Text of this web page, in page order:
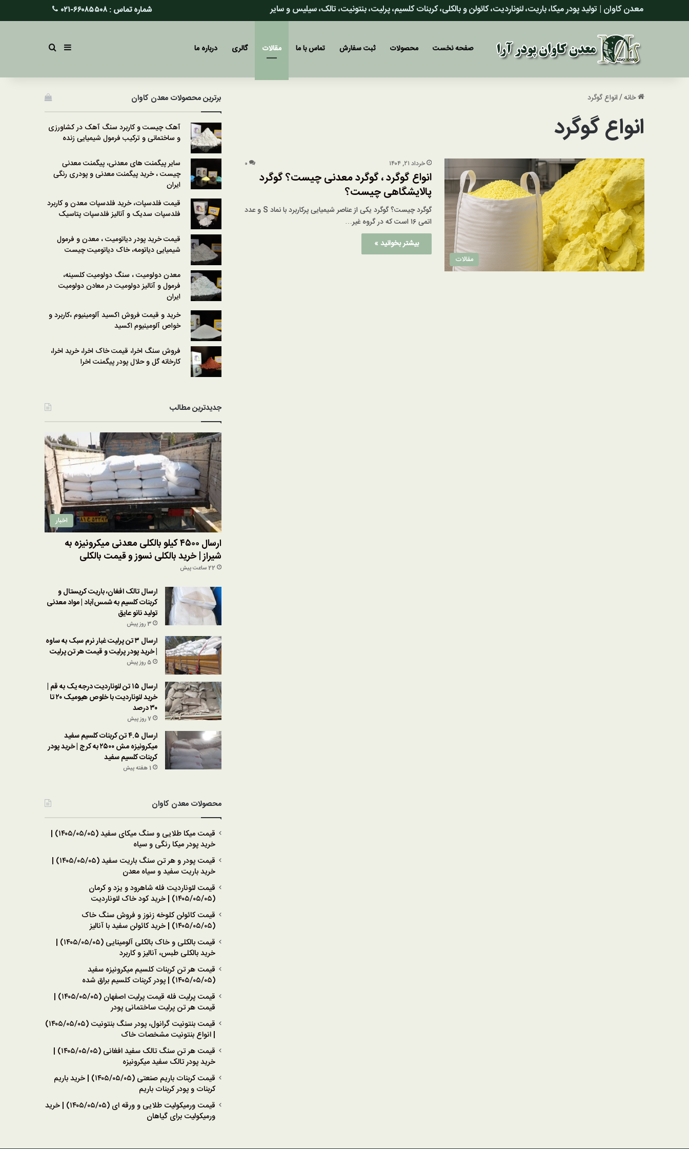
شماره تماس : ۶۶۰۸۵۵۰۸-۰۲۱ معدن کاوان | تولید پودر میکا، باریت، لئوناردیت، کائولن و بالکلی، کربنات کلسیم، پرلیت، بنتونیت، تالک، سیلیس و سایر
صفحه نخست محصولات ثبت سفارش تماس با ما مقالات گالری درباره ما سایدبارجستجو برای
خانه/انواع گوگرد
انواع گوگرد
مقالات
خرداد ۲۱, ۱۴۰۴ ۰
انواع گوگرد ، گوگرد معدنی چیست؟ گوگرد
پالایشگاهی چیست؟
گوگرد چیست؟ گوگرد یکی از عناصر شیمیایی پرکاربرد با نماد S و عدد
اتمی ۱۶ است که در گروه غیر…
بیشتر بخوانید »
برترین محصولات معدن کاوان
آهک چیست و کاربرد سنگ آهک در کشاورزی
و ساختمانی و ترکیب فرمول شیمیایی زنده
سایر پیگمنت های معدنی، پیگمنت معدنی
چیست ، خرید پیگمنت معدنی و پودری رنگی
ایران
قیمت فلدسپات، خرید فلدسپات معدن و کاربرد
فلدسپات سدیک و آنالیز فلدسپات پتاسیک
قیمت خرید پودر دیاتومیت ، معدن و فرمول
شیمیایی دیاتومه، خاک دیاتومیت چیست
معدن دولومیت ، سنگ دولومیت کلسینه،
فرمول و آنالیز دولومیت در معادن دولومیت
ایران
خرید و قیمت فروش اکسید آلومینیوم ،کاربرد و
خواص آلومینیوم اکسید
فروش سنگ اخرا، قیمت خاک اخرا، خرید اخرا،
کارخانه گل و حلال پودر پیگمنت اخرا
جدیدترین مطالب
اخبار
ارسال ۴۵۰۰ کیلو بالکلی معدنی میکرونیزه به
شیراز | خرید بالکلی نسوز و قیمت بالکلی
22 ساعت پیش
ارسال تالک افغان، باریت کریستال و
کربنات کلسیم به شمس‌آباد | مواد معدنی
تولید نانو عایق
3 روز پیش
ارسال ۳ تن پرلیت غبار نرم سبک به ساوه
| خرید پودر پرلیت و قیمت هر تن پرلیت
5 روز پیش
ارسال ۱۵ تن لئوناردیت درجه یک به قم |
خرید لئوناردیت با خلوص هیومیک ۲۰ تا
۳۰ درصد
7 روز پیش
ارسال ۴.۵ تن کربنات کلسیم سفید
میکرونیزه مش ۲۵۰۰ به کرج | خرید پودر
کربنات کلسیم سفید
1 هفته پیش
محصولات معدن کاوان
قیمت میکا طلایی و سنگ میکای سفید (۱۴۰۵/۰۵/۰۵) |
خرید پودر میکا رنگی و سیاه
قیمت پودر و هر تن سنگ باریت سفید (۱۴۰۵/۰۵/۰۵) |
خرید باریت سفید و سیاه معدن
قیمت لئوناردیت فله شاهرود و یزد و کرمان
(۱۴۰۵/۰۵/۰۵) | خرید کود خاک لئوناردیت
قیمت کائولن کلوخه زنوز و فروش سنگ خاک
(۱۴۰۵/۰۵/۰۵) | خرید کائولن سفید با آنالیز
قیمت بالکلی و خاک بالکلی آلومینایی (۱۴۰۵/۰۵/۰۵) |
خرید بالکلی طبس، آنالیز و کاربرد
قیمت هر تن کربنات کلسیم میکرونیزه سفید
(۱۴۰۵/۰۵/۰۵) | پودر کربنات کلسیم براق شده
قیمت پرلیت فله قیمت پرلیت اصفهان (۱۴۰۵/۰۵/۰۵) |
قیمت هر تن پرلیت ساختمانی پودر
قیمت بنتونیت گرانول، پودر سنگ بنتونیت (۱۴۰۵/۰۵/۰۵)
| انواع بنتونیت مشخصات خاک
قیمت هر تن سنگ تالک سفید افغانی (۱۴۰۵/۰۵/۰۵) |
خرید پودر تالک سفید میکرونیزه
قیمت کربنات باریم صنعتی (۱۴۰۵/۰۵/۰۵) | خرید باریم
کربنات و پودر کربنات باریم
قیمت ورمیکولیت طلایی و ورقه ای (۱۴۰۵/۰۵/۰۵) | خرید
ورمیکولیت برای گیاهان